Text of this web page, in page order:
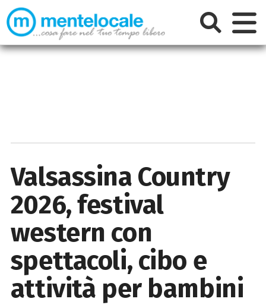
Valsassina Country
2026, festival
western con
spettacoli, cibo e
attività per bambini